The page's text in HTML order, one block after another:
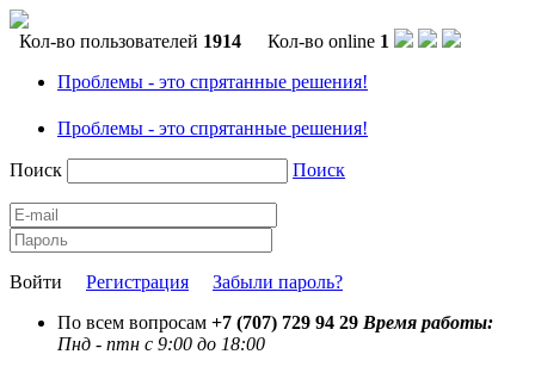
Кол-во пользователей 1914 Кол-во online 1
Проблемы - это спрятанные решения!
Проблемы - это спрятанные решения!
Поиск Поиск
Войти Регистрация
Забыли пароль?
По всем вопросам +7 (707) 729 94 29 Время работы:
Пнд - птн с 9:00 до 18:00